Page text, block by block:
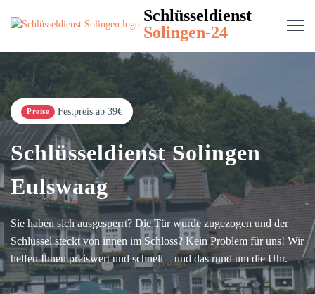
Schlüsseldienst
Solingen-24
Preise Festpreis ab 39€
Schlüsseldienst Solingen
Eulswaag
Sie haben sich ausgesperrt? Die Tür wurde zugezogen und der
Schlüssel steckt von innen im Schloss? Kein Problem für uns! Wir
helfen Ihnen preiswert und schnell – und das rund um die Uhr.